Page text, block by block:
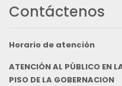
Contáctenos
Horario de atención
ATENCIÓN AL PÚBLICO EN
PISO DE LA GOBERNACION